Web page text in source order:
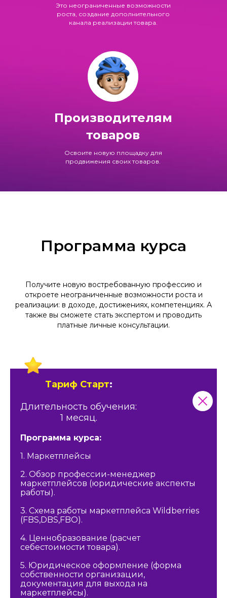
Это неограниченные возможности
роста, создание дополнительного
канала реализации товара.
Освоите новую площадку для
продвижения своих товаров.
Производителям
товаров
Программа курса
Получите новую востребованную профессию и
откроете неограниченные возможности роста и
реализации: в доходе, достижениях, компетенциях. А
также вы сможете стать экспертом и проводить
платные личные консультации.
Тариф Старт:
Длительность обучения:
1 месяц.
Программа курса:
1. Маркетплейсы
2. Обзор профессии-менеджер
маркетплейсов (юридические акспекты
работы).
3. Схема работы маркетплейса Wildberries
(FBS,DBS,FBO).
4. Ценнобразование (расчет
себестоимости товара).
5. Юридическое оформление (форма
собственности организации,
документация для выхода на
маркетплейсы).